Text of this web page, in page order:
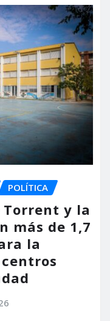
POLÍTICA
y la
más de 1,7
la